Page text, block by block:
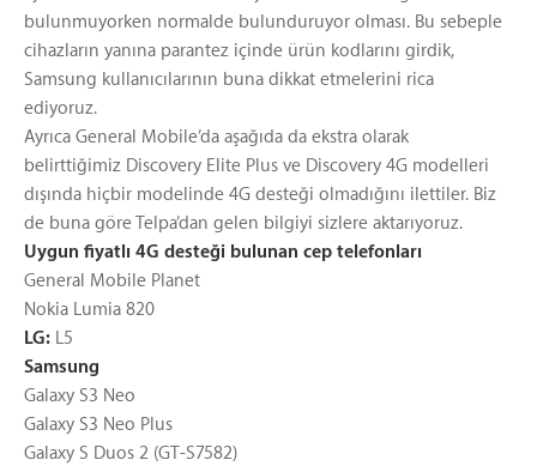
bulunmuyorken normalde bulunduruyor olması. Bu sebeple
cihazların yanına parantez içinde ürün kodlarını girdik,
Samsung kullanıcılarının buna dikkat etmelerini rica
ediyoruz.
Ayrıca General Mobile’da aşağıda da ekstra olarak
belirttiğimiz Discovery Elite Plus ve Discovery 4G modelleri
dışında hiçbir modelinde 4G desteği olmadığını ilettiler. Biz
de buna göre Telpa’dan gelen bilgiyi sizlere aktarıyoruz.
Uygun fiyatlı 4G desteği bulunan cep telefonları
General Mobile Planet
Nokia Lumia 820
LG: L5
Samsung
Galaxy S3 Neo
Galaxy S3 Neo Plus
Galaxy S Duos 2 (GT-S7582)